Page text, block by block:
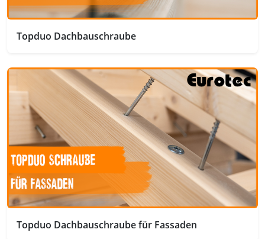
Topduo Dachbauschraube
Topduo Dachbauschraube für Fassaden